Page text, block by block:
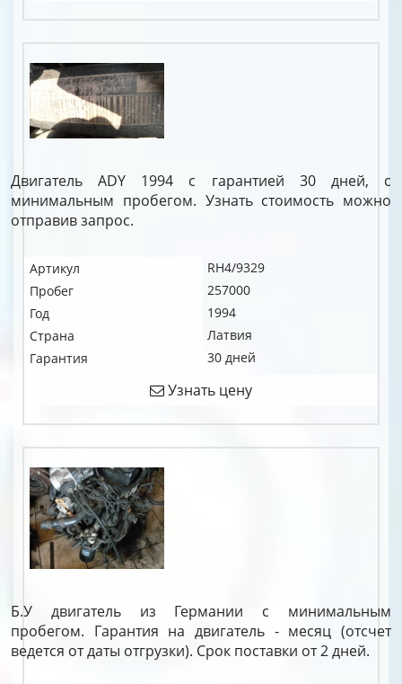
Двигатель ADY 1994 с гарантией 30 дней, с
минимальным пробегом. Узнать стоимость можно
отправив запрос.
Артикул
RH4/9329
Пробег
257000
Год
1994
Страна
Латвия
Гарантия
30 дней
Узнать цену
Б.У двигатель из Германии с минимальным
пробегом. Гарантия на двигатель - месяц (отсчет
ведется от даты отгрузки). Срок поставки от 2 дней.